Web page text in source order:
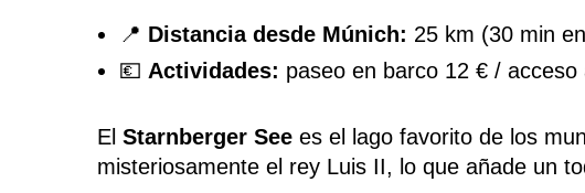
📍 Distancia desde Múnich: 25 km (30 min
💶 Actividades: paseo en barco 12 € /
El Starnberger See es el lago favorito de los
misteriosamente el rey Luis II, lo que añade un